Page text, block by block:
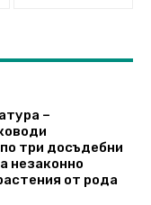
–
три досъдебни
незаконно
от рода